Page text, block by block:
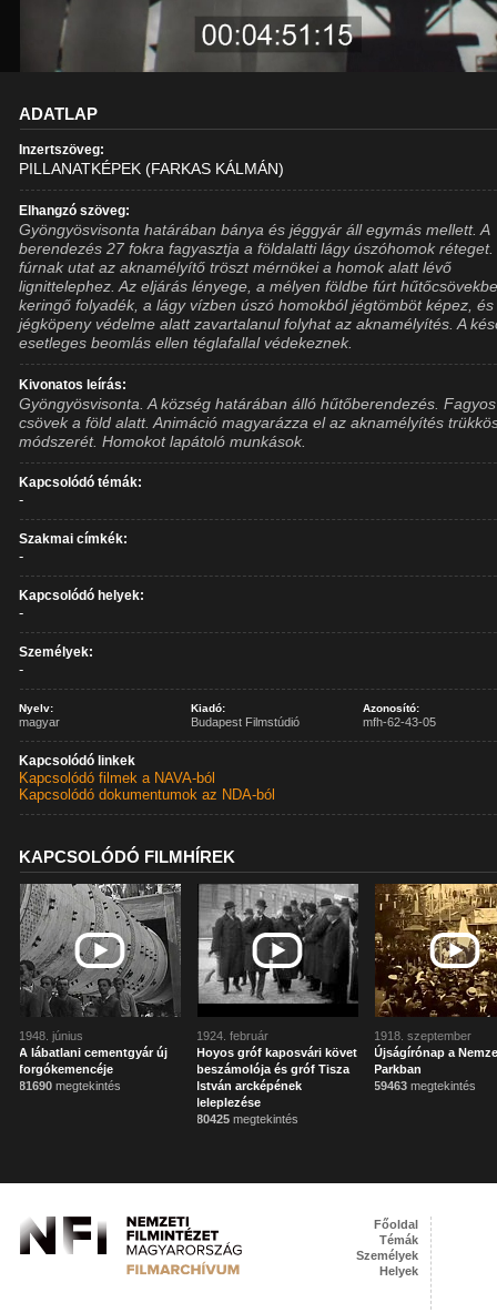
ADATLAP
Inzertszöveg:
PILLANATKÉPEK (FARKAS KÁLMÁN)
Elhangzó szöveg:
Gyöngyösvisonta határában bánya és jéggyár áll egymás mellett. A
berendezés 27 fokra fagyasztja a földalatti lágy úszóhomok
fúrnak utat az aknamélyítő tröszt mérnökei a homok alatt lévő
lignittelephez. Az eljárás lényege, a mélyen földbe fúrt
keringő folyadék, a lágy vízben úszó homokból jégtömböt képez,
jégköpeny védelme alatt zavartalanul folyhat az aknamélyítés. A
esetleges beomlás ellen téglafallal védekeznek.
Kivonatos leírás:
Gyöngyösvisonta. A község határában álló hűtőberendezés. Fagyos
csövek a föld alatt. Animáció magyarázza el az aknamélyítés
módszerét. Homokot lapátoló munkások.
Kapcsolódó témák:
-
Szakmai címkék:
-
Kapcsolódó helyek:
-
Személyek:
-
Nyelv:
magyar
Kiadó:
Budapest Filmstúdió
Azonosító:
mfh-62-43-05
Kapcsolódó linkek
Kapcsolódó filmek a NAVA-ból
Kapcsolódó dokumentumok az NDA-ból
KAPCSOLÓDÓ FILMHÍREK
1948. június
A lábatlani cementgyár új
forgókemencéje
81690 megtekintés
1924. február
Hoyos gróf kaposvári követ
beszámolója és gróf Tisza
István arcképének
leleplezése
80425 megtekintés
1918. szeptember
Újságírónap a
Parkban
59463 megtekintés
Főoldal
Témák
Személyek
Helyek